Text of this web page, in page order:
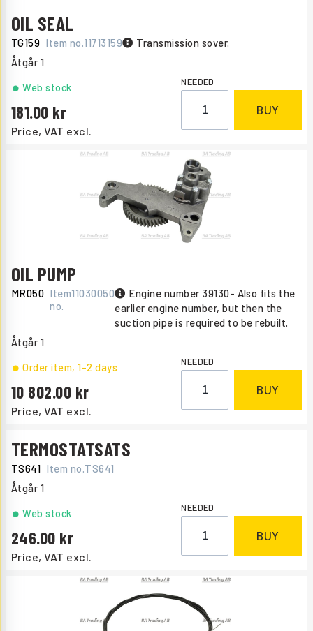
OIL SEAL
TG159 Item no.11713159 Transmission sover.
Åtgår 1
Price, VAT excl.
181.00
Web stock NEEDED
BUY
OIL PUMP
MR050 Item
no.
11030050
Engine number 39130- Also fits the
earlier engine number, but then the
suction pipe is required to be rebuilt.
Åtgår 1
Price, VAT excl.
10 802.00
Order item, 1-2 days NEEDED
BUY
TERMOSTATSATS
TS641 Item no.TS641
Åtgår 1
Price, VAT excl.
246.00
Web stock NEEDED
BUY